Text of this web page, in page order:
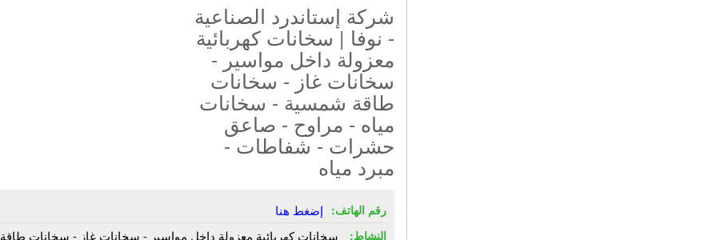
شركة إستاندرد الصناعية
- نوفا | سخانات كهربائية
معزولة داخل مواسير -
سخانات غاز - سخانات
طاقة شمسية - سخانات
مياه - مراوح - صاعق
حشرات - شفاطات -
مبرد مياه
رقم الهاتف: إضغط هنا
النشاط:
سخانات كهربائية معزولة داخل مواسير - سخانات غاز - سخانات طاقة